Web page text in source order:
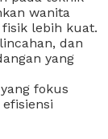
wanita
lebih kuat.
dan
yang
fokus